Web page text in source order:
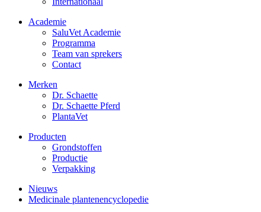
Academie
SaluVet Academie
Programma
Team van sprekers
Contact
Merken
Dr. Schaette
Dr. Schaette Pferd
PlantaVet
Producten
Grondstoffen
Productie
Verpakking
Nieuws
Medicinale plantenencyclopedie